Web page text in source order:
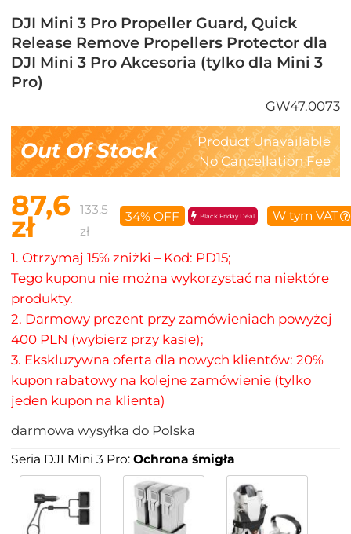
DJI Mini 3 Pro Propeller Guard, Quick
Release Remove Propellers Protector dla
DJI Mini 3 Pro Akcesoria (tylko dla Mini 3
Pro)
GW47.0073
Out Of Stock
Product Unavailable
No Cancellation Fee
87,6
zł
133,5
zł
34% OFF Black Friday Deal W tym VAT
1. Otrzymaj 15% zniżki – Kod: PD15;
Tego kuponu nie można wykorzystać na niektóre
produkty.
2. Darmowy prezent przy zamówieniach powyżej
400 PLN (wybierz przy kasie);
3. Ekskluzywna oferta dla nowych klientów: 20%
kupon rabatowy na kolejne zamówienie (tylko
jeden kupon na klienta)
darmowa wysyłka do Polska
Seria DJI Mini 3 Pro:Ochrona śmigła